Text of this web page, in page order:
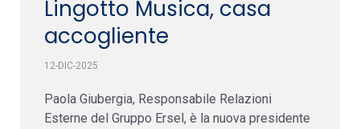
Lingotto Musica, casa
accogliente
12-DIC-2025
Paola Giubergia, Responsabile Relazioni
Esterne del Gruppo Ersel, è la nuova presidente